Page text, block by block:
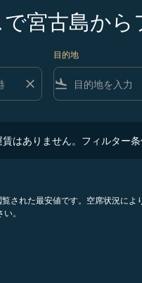
宮古島か
close
目的地
flight_land
はありません。フィルター条
された最安値です。空席状況に
。